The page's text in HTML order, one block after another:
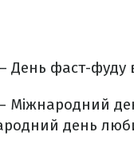
– День фаст-фуду
Міжнародний
день